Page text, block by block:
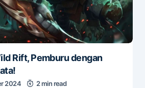
Rift, Pemburu dengan
2024 2 min read